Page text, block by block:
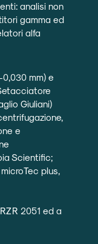
analisi non
gamma ed
alfa
mm) e
Giuliani)
e
Scientific;
microTec plus,
2051 ed a